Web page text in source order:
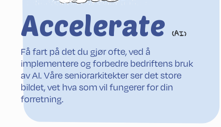
Accelerate (AI)
Få fart på det du gjør ofte, ved å
implementere og forbedre bedriftens bruk
av AI. Våre seniorarkitekter ser det store
bildet, vet hva som vil fungerer for din
forretning.